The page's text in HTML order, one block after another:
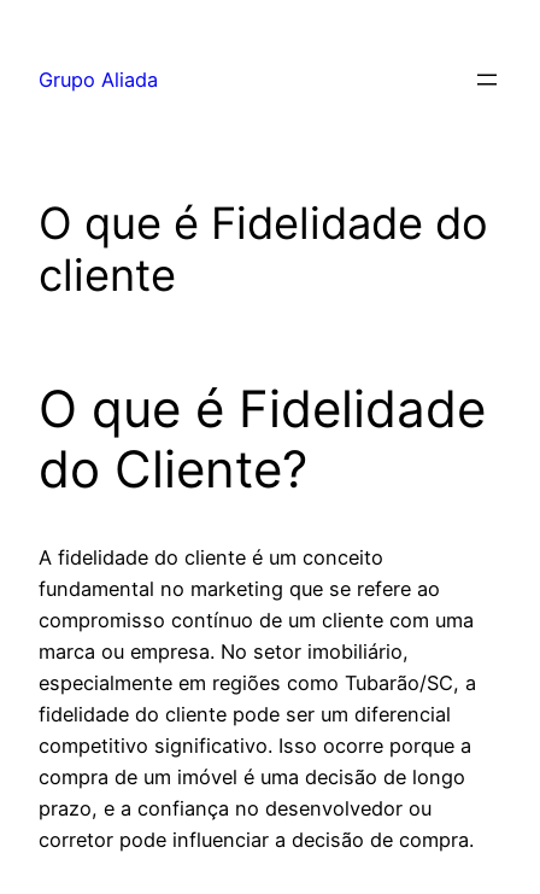
Grupo Aliada
O que é Fidelidade do
cliente
O que é Fidelidade
do Cliente?
A fidelidade do cliente é um conceito
fundamental no marketing que se refere ao
compromisso contínuo de um cliente com uma
marca ou empresa. No setor imobiliário,
especialmente em regiões como Tubarão/SC, a
fidelidade do cliente pode ser um diferencial
competitivo significativo. Isso ocorre porque a
compra de um imóvel é uma decisão de longo
prazo, e a confiança no desenvolvedor ou
corretor pode influenciar a decisão de compra.